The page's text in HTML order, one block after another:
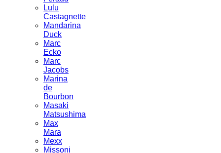
Lulu
Castagnette
Mandarina
Duck
Marc
Ecko
Marc
Jacobs
Marina
de
Bourbon
Masaki
Matsushima
Max
Mara
Mexx
Missoni